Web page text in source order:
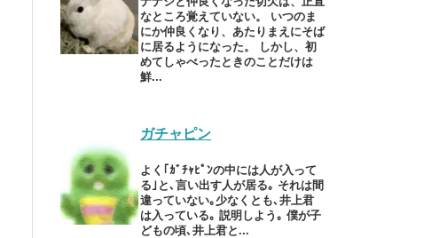
なところ覚えていない。 いつのま
にか仲良くなり、あたりまえにそば
に居るようになった。 しかし、初
めてしゃべったときのことだけは
鮮...
ガチャピン
よく｢ｶﾞﾁｬﾋﾟﾝの中には人が入って
る｣と､言い出す人が居る｡ それは間
違っていない｡少なくとも､井上君
は入っている｡ 説明しよう｡ 僕が子
どもの頃､井上君と...